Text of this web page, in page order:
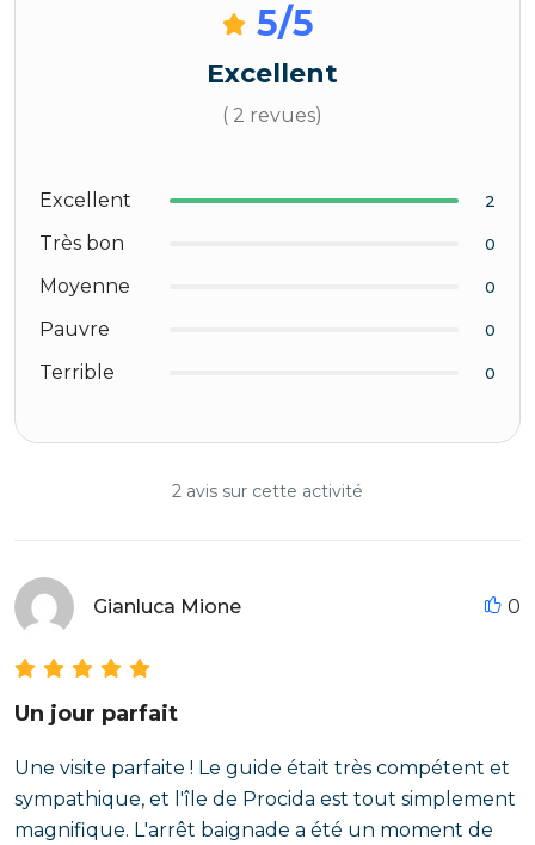
5/5
Excellent
( 2 revues)
Excellent 2
Très bon 0
Moyenne 0
Pauvre 0
Terrible 0
2 avis sur cette activité
Gianluca Mione 0
Un jour parfait
Une visite parfaite ! Le guide était très compétent et
sympathique, et l'île de Procida est tout simplement
magnifique. L'arrêt baignade a été un moment de